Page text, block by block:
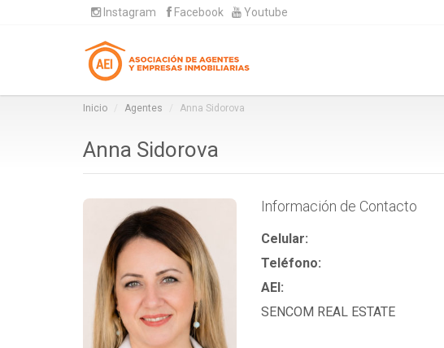
Instagram Facebook Youtube
Inicio Agentes Anna Sidorova
Anna Sidorova
Información de Contacto
Celular:
Teléfono:
AEI:
SENCOM REAL ESTATE